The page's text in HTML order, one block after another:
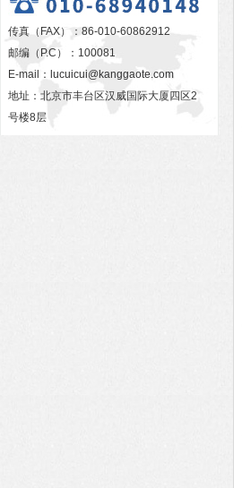
传真（FAX）：86-010-60862912
邮编（P.C）：100081
E-mail： lucuicui@kanggaote.com
地址：北京市丰台区汉威国际大厦四区2
号楼8层